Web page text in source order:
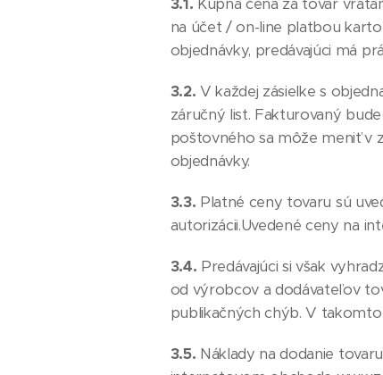
3.1. Kúpna cena za tovar
na účet / on-line platbou
objednávky, predávajúci má
3.2. V každej zásielke s
záručný list. Fakturovaný
poštovného sa môže meniť v
objednávky.
3.3. Platné ceny tovaru sú
autorizácii.Uvedené ceny na
3.4. Predávajúci si však
od výrobcov a dodávateľov
publikačných chýb. V
3.5. Náklady na dodanie